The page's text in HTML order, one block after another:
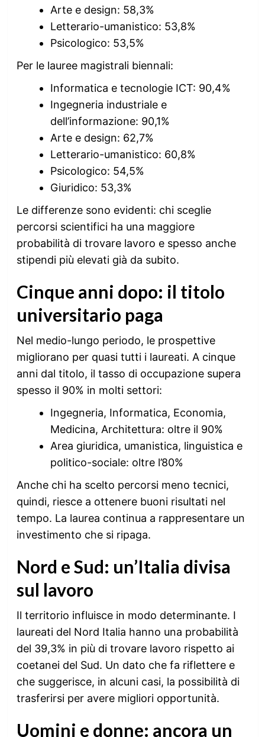
Arte e design: 58,3%
Letterario-umanistico: 53,8%
Psicologico: 53,5%
Per le lauree magistrali biennali:
Informatica e tecnologie ICT: 90,4%
Ingegneria industriale e
dell’informazione: 90,1%
Arte e design: 62,7%
Letterario-umanistico: 60,8%
Psicologico: 54,5%
Giuridico: 53,3%
Le differenze sono evidenti: chi sceglie
percorsi scientifici ha una maggiore
probabilità di trovare lavoro e spesso anche
stipendi più elevati già da subito.
Cinque anni dopo: il titolo
universitario paga
Nel medio-lungo periodo, le prospettive
migliorano per quasi tutti i laureati. A cinque
anni dal titolo, il tasso di occupazione supera
spesso il 90% in molti settori:
Ingegneria, Informatica, Economia,
Medicina, Architettura: oltre il 90%
Area giuridica, umanistica, linguistica e
politico-sociale: oltre l’80%
Anche chi ha scelto percorsi meno tecnici,
quindi, riesce a ottenere buoni risultati nel
tempo. La laurea continua a rappresentare un
investimento che si ripaga.
Nord e Sud: un’Italia divisa
sul lavoro
Il territorio influisce in modo determinante. I
laureati del Nord Italia hanno una probabilità
del 39,3% in più di trovare lavoro rispetto ai
coetanei del Sud. Un dato che fa riflettere e
che suggerisce, in alcuni casi, la possibilità di
trasferirsi per avere migliori opportunità.
Uomini e donne: ancora un